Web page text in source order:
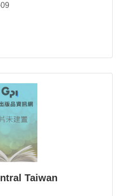
Taiwan